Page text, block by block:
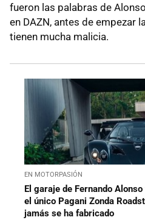
fueron las palabras de
en DAZN, antes de empezar
tienen mucha malicia.
EN MOTORPASIÓN
El garaje de Fernando
el único Pagani Zonda
jamás se ha fabricado